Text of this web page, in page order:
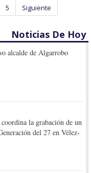
5 Siguiente
Noticias De Hoy
alcalde de Algarrobo
la grabación de un
del 27 en Vélez-